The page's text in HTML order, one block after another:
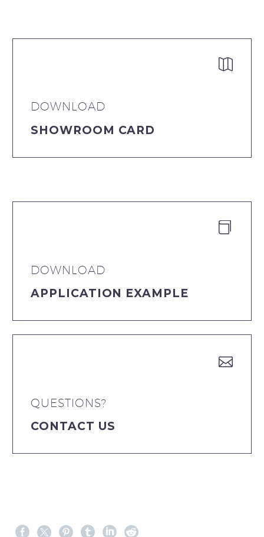


DOWNLOAD
SHOWROOM CARD


DOWNLOAD
APPLICATION EXAMPLE


QUESTIONS?
CONTACT US